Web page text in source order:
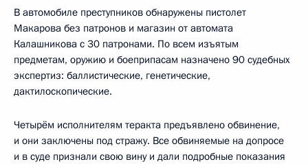
В автомобиле преступников обнаружены пистолет
Макарова без патронов и магазин от автомата
Калашникова с 30 патронами. По всем изъятым
предметам, оружию и боеприпасам назначено 90 судебных
экспертиз: баллистические, генетические,
дактилоскопические.
Четырём исполнителям теракта предъявлено обвинение,
и они заключены под стражу. Все обвиняемые на допросе
и в суде признали свою вину и дали подробные показания